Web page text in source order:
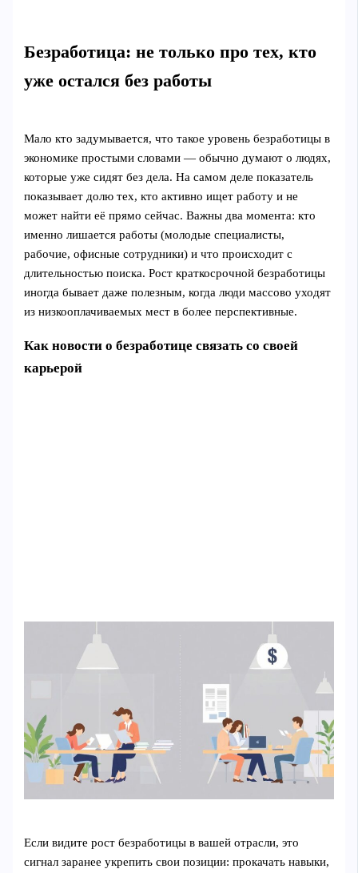
Безработица: не только про тех, кто
уже остался без работы
Мало кто задумывается, что такое уровень безработицы в
экономике простыми словами — обычно думают о людях,
которые уже сидят без дела. На самом деле показатель
показывает долю тех, кто активно ищет работу и не
может найти её прямо сейчас. Важны два момента: кто
именно лишается работы (молодые специалисты,
рабочие, офисные сотрудники) и что происходит с
длительностью поиска. Рост краткосрочной безработицы
иногда бывает даже полезным, когда люди массово уходят
из низкооплачиваемых мест в более перспективные.
Как новости о безработице связать со своей
карьерой
Если видите рост безработицы в вашей отрасли, это
сигнал заранее укрепить свои позиции: прокачать навыки,